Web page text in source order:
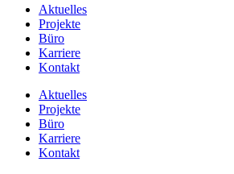
Aktuelles
Projekte
Büro
Karriere
Kontakt
Aktuelles
Projekte
Büro
Karriere
Kontakt